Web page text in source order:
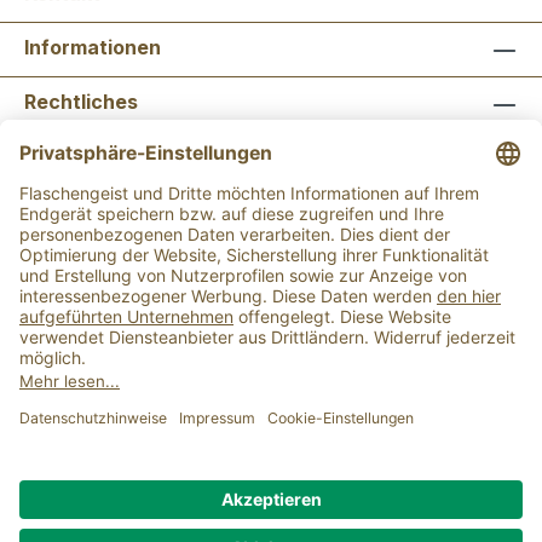
Informationen
Rechtliches
Newsletter abonnieren
Flaschengeist Bonn Flaschengeist Münster
Alle Preise inkl. gesetzl. Mehrwertsteuer zzgl.
Versandkosten
beträgt 15,00 €.